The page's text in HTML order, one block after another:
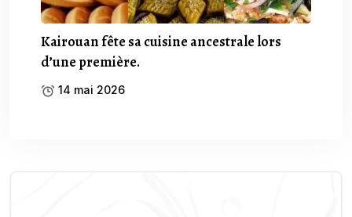
Kairouan fête sa cuisine ancestrale lors
d’une première.
14 mai 2026